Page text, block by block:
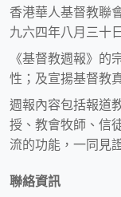
香港華人基督教聯
九六四年八月三十
《基督教週報》的
性；及宣揚基督教
週報內容包括報道
授、教會牧師、信
流的功能，一同見
聯絡資訊